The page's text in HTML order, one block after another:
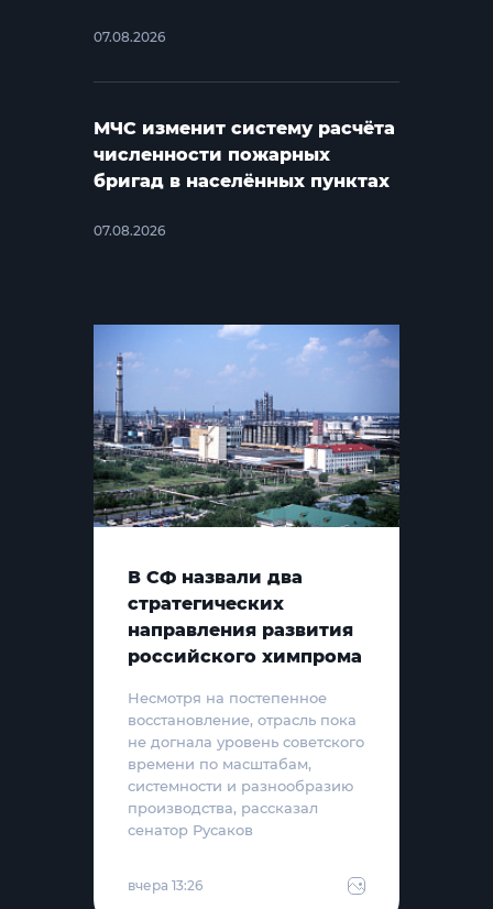
07.08.2026
МЧС изменит систему расчёта
численности пожарных
бригад в населённых пунктах
07.08.2026
В СФ назвали два
стратегических
направления развития
российского химпрома
Несмотря на постепенное
восстановление, отрасль пока
не догнала уровень советского
времени по масштабам,
системности и разнообразию
производства, рассказал
сенатор Русаков
вчера 13:26